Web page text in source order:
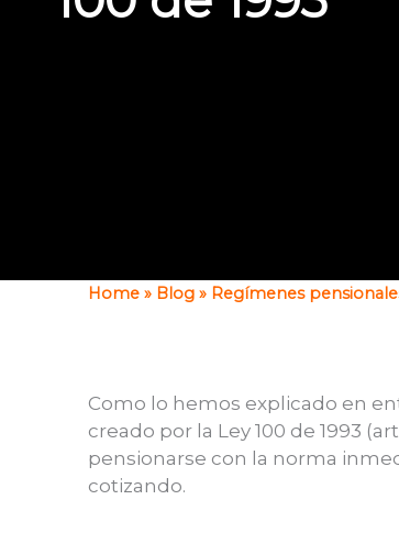
Home » Blog » Regímenes
Como lo hemos explicado en
creado por la Ley 100 de 1993
pensionarse con la norma
cotizando.